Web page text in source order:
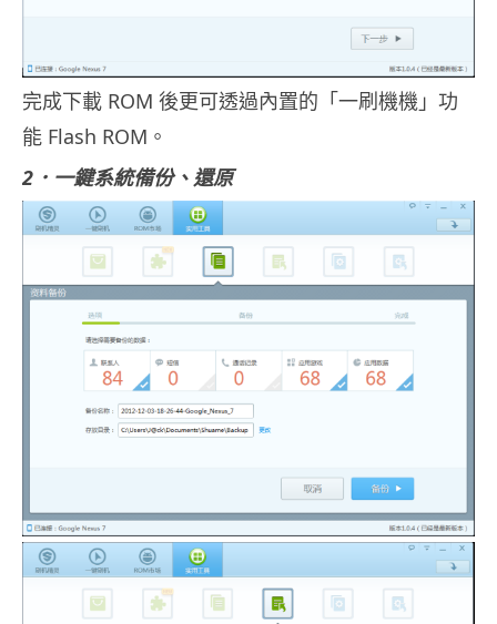
完成下載 ROM 後更可透過內置的「一刷機機」功
能 Flash ROM。
2．一鍵系統備份、還原